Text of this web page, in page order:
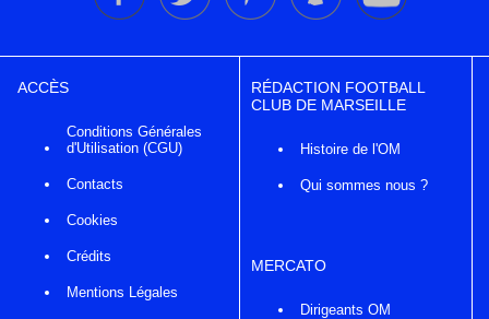
ACCÈS
Conditions Générales
d'Utilisation (CGU)
Contacts
Cookies
Crédits
Mentions Légales
RÉDACTION FOOTBALL
CLUB DE MARSEILLE
Histoire de l'OM
Qui sommes nous ?
MERCATO
Dirigeants OM